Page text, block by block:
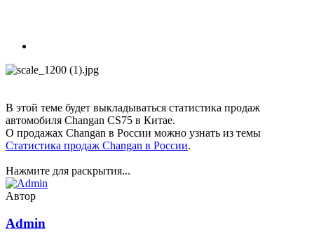
В этой теме будет выкладываться статистика продаж
автомобиля Changan CS75 в Китае.
О продажах Changan в России можно узнать из темы
Статистика продаж Changan в России.
Нажмите для раскрытия...
Автор
Admin